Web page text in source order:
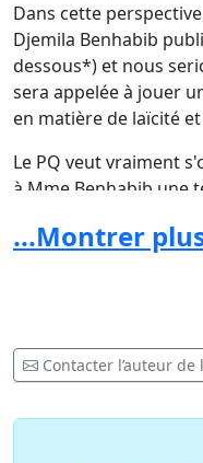
Dans cette
Djemila Benhabib
dessous*) et nous
sera appelée à jouer
en matière de laïcité
Le PQ veut vraiment
à Mme Benhabib une
parcours remarquable
sensibilités que nous
amené plusieurs
de l'indépendance du
...Montrer
Contacter l’auteur